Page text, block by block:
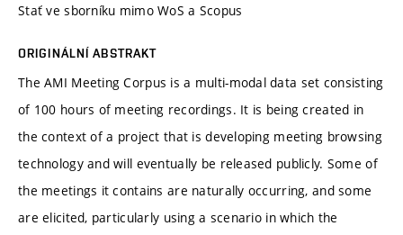
Stať ve sborníku mimo WoS a Scopus
ORIGINÁLNÍ ABSTRAKT
The AMI Meeting Corpus is a multi-modal data set consisting
of 100 hours of meeting recordings. It is being created in
the context of a project that is developing meeting browsing
technology and will eventually be released publicly. Some of
the meetings it contains are naturally occurring, and some
are elicited, particularly using a scenario in which the